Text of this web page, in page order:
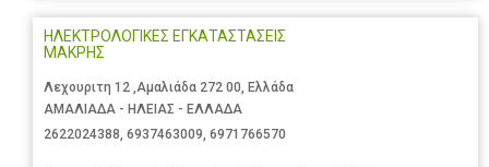
ΗΛΕΚΤΡΟΛΟΓΙΚΕΣ ΕΓΚΑΤΑΣΤΑΣΕΙΣ
ΜΑΚΡΗΣ
Λεχουριτη 12 ,Αμαλιάδα 272 00, Ελλάδα
ΑΜΑΛΙΑΔΑ - ΗΛΕΙΑΣ - ΕΛΛΑΔΑ
2622024388, 6937463009, 6971766570